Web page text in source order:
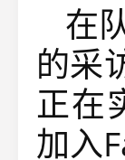
在
的采
正在
加入